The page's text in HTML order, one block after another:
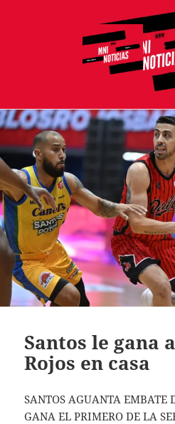
Santos le gana
Rojos en casa
SANTOS AGUANTA EMBATE
GANA EL PRIMERO DE LA